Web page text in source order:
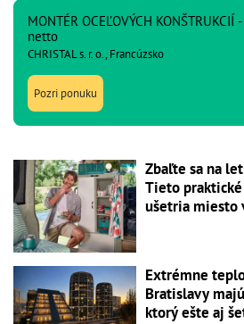
MONTÉR OCEĽOVÝCH
netto
CHRISTAL s. r. o., Francúzsko
Pozri ponuku
Zbaľte sa na
Tieto
ušetria miesto
Extrémne
Bratislavy
ktorý ešte aj